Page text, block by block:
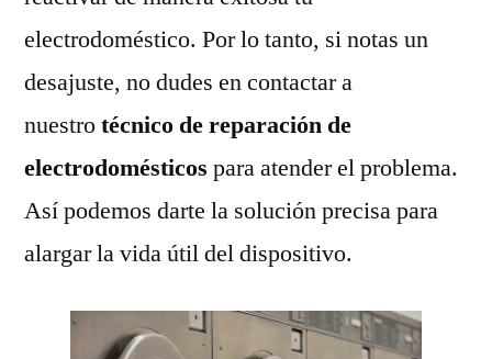
electrodoméstico. Por lo tanto, si notas un
desajuste, no dudes en contactar a
nuestrotécnico de reparación de
electrodomésticos para atender el problema.
Así podemos darte la solución precisa para
alargar la vida útil del dispositivo.